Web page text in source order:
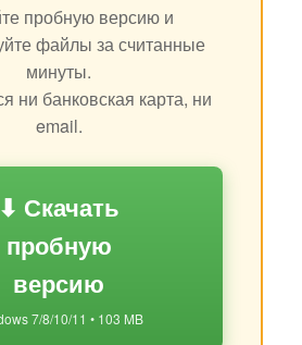
пробную версию и
файлы за считанные
минуты.
ни банковская карта, ни
email.
⬇ Скачать
пробную
версию
7/8/10/11 • 103 MB